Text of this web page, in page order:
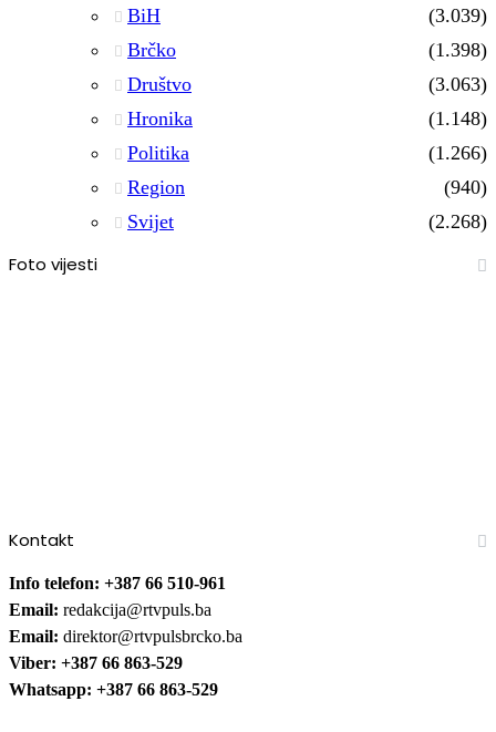
BiH
(3.039)
Brčko
(1.398)
Društvo
(3.063)
Hronika
(1.148)
Politika
(1.266)
Region
(940)
Svijet
(2.268)
Foto vijesti
Kontakt
Info telefon: +387 66 510-961
Email: redakcija@rtvpuls.ba
Email: direktor@rtvpulsbrcko.ba
Viber: +387 66 863-529
Whatsapp: +387 66 863-529